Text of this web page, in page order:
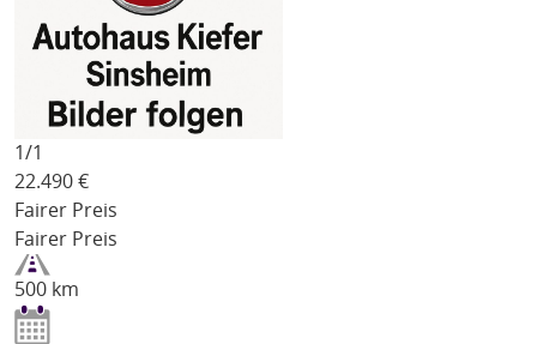
1/1
22.490 €
Fairer Preis
Fairer Preis
500 km